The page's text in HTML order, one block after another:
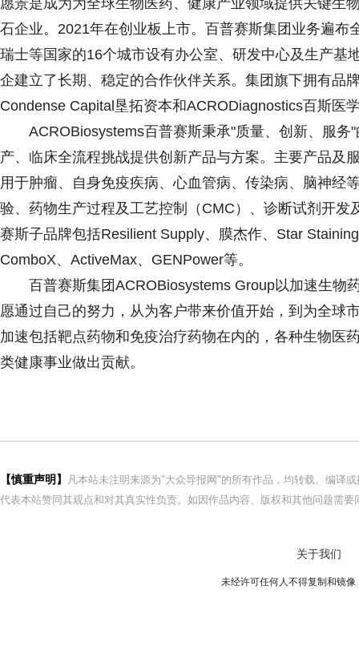
愿景是成为为全球生物医药、健康产业领域提供关键生
石企业。2021年在创业板上市。百普赛斯集团业务遍
瑞士等国家的16个城市设有办公室、研发中心及生产基
企建立了长期、稳定的合作伙伴关系。集团旗下拥有品
Condense Capital垦拓资本和ACRODiagnostics百斯医
ACROBiosystems百普赛斯秉承"质量、创新、服
产、临床全流程挑战提供创新产品与方案。主要产品及
用于肿瘤、自身免疫疾病、心血管病、传染病、脑神经
验、药物生产过程及工艺控制（CMC）、诊断试剂开
赛斯子品牌包括Resilient Supply、膜杰作、Star
ComboX、ActiveMax、GENPower等。
百普赛斯集团ACROBiosystems Group以加速生物
愿通过自己的努力，从为客户带来价值开始，到为全球
加速包括靶点药物和免疫治疗药物在内的，各种生物医
类健康事业做出贡献。
【慎重声明】
凡本站未注明来源为"大众导报网"的所有作品，均转载、编译
代表本站赞同其观点和对其真实性负责。如因作品内容、版权和其他问题需
关于我们
未经许可任何人不得复制和镜